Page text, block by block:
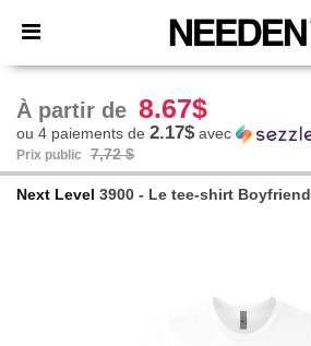
× Appli Needen
Meilleurs prix sur l’app !
À partir de 8.67$
ou 4 paiements de 2.17$avec
Prix public 7,72 $
Next Level 3900 - Le tee-shirt Boyfriend